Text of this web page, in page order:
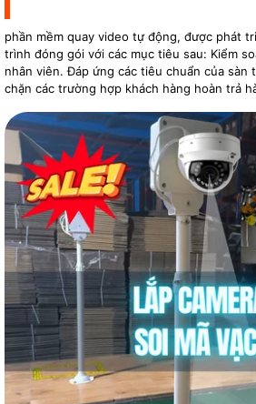
phần mềm quay video tự động, được phát
trình đóng gói với các mục tiêu sau: Kiểm
nhân viên. Đáp ứng các tiêu chuẩn của sàn
chặn các trường hợp khách hàng hoàn trả